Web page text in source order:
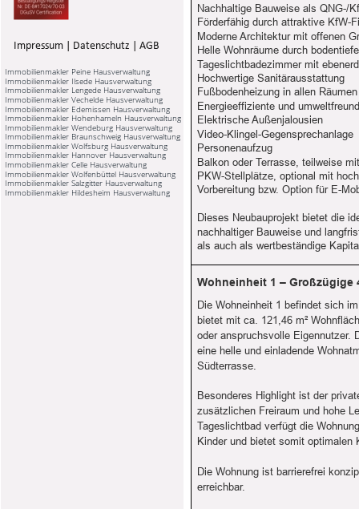
Impressum Datenschutz AGB
Immobilienmakler Peine Hausverwaltung
Immobilienmakler Ilsede Hausverwaltung
Immobilienmakler Lengede Hausverwaltung
Immobilienmakler Vechelde Hausverwaltung
Immobilienmakler Edemissen Hausverwaltung
Immobilienmakler Hohenhameln Hausverwaltung
Immobilienmakler Wendeburg Hausverwaltung
Immobilienmakler Braunschweig Hausverwaltung
Immobilienmakler Wolfsburg Hausverwaltung
Immobilienmakler Hannover Hausverwaltung
Immobilienmakler Celle Hausverwaltung
Immobilienmakler Wolfenbüttel Hausverwaltung
Immobilienmakler Salzgitter Hausverwaltung
Immobilienmakler Hildesheim Hausverwaltung
Nachhaltige Bauweise als QNG-/
Förderfähig durch attraktive KfW-
Moderne Architektur mit offenen
Helle Wohnräume durch
Tageslichtbadezimmer mit
Hochwertige Sanitärausstattung
Fußbodenheizung in allen Räumen
Energieeffiziente und
Elektrische Außenjalousien
Video-Klingel-Gegensprechanlage
Personenaufzug
Balkon oder Terrasse, teilweise
PKW-Stellplätze, optional mit
Vorbereitung bzw. Option für E-
Dieses Neubauprojekt bietet die
nachhaltiger Bauweise und
als auch als wertbeständige
Die Wohneinheit 1 befindet sich
bietet mit ca. 121,46 m²
oder anspruchsvolle
eine helle und einladende
Südterrasse.
Besonderes Highlight ist der
zusätzlichen Freiraum und hohe
Tageslichtbad verfügt die
Kinder und bietet somit optimalen
Die Wohnung ist barrierefrei
erreichbar.
Wohneinheit 1 – Großzügige